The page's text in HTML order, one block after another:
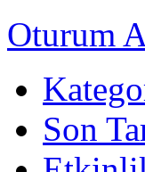
Oturum
Son